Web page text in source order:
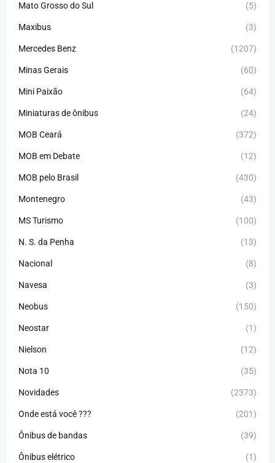
Mato Grosso do Sul (5)
Maxibus (3)
Mercedes Benz (1207)
Minas Gerais (60)
Mini Paixão (64)
Miniaturas de ônibus (24)
MOB Ceará (372)
MOB em Debate (12)
MOB pelo Brasil (430)
Montenegro (43)
MS Turismo (100)
N. S. da Penha (13)
Nacional (8)
Navesa (3)
Neobus (150)
Neostar (1)
Nielson (12)
Nota 10 (35)
Novidades (2373)
Onde está você ??? (201)
Ônibus de bandas (39)
Ônibus elétrico (1)